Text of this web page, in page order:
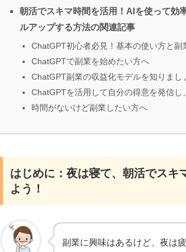
朝活でスキマ時間を活用！AIを使って効
ルアップする方法の関連記事
ChatGPT初心者必見！基本の使い方と副
ChatGPTで副業を始めたい方へ
ChatGPT副業の収益化モデルを知りまし
ChatGPTを活用して自分の得意を発信し
時間がないけど副業したい方へ
はじめに：夜は寝て、朝活でスキ
よう！
副業に興味はあるけど、夜は